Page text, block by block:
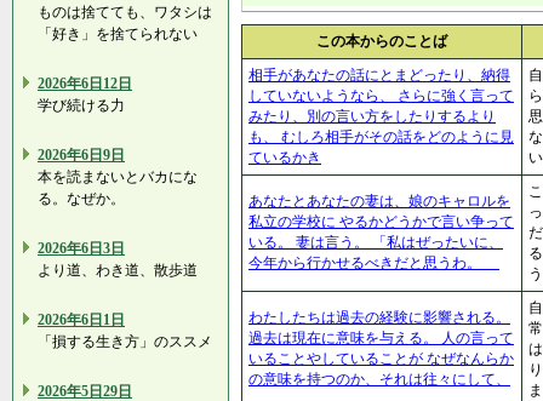
ものは捨てても、ワタシは
「好き」を捨てられない
2026年6日12日
学び続ける力
2026年6日9日
本を読まないとバカにな
る。なぜか。
2026年6日3日
より道、わき道、散歩道
2026年6日1日
「損する生き方」のススメ
2026年5日29日
この本からのことば
相手があなたの話にとまどったり、納得
していないようなら、 さらに強く言って
みたり、別の言い方をしたりするより
も、 むしろ相手がその話をどのように見
ているかき
い
あなたとあなたの妻は、娘のキャロルを
私立の学校に やるかどうかで言い争って
いる。 妻は言う。 「私はぜったいに、
今年から行かせるべきだと思うわ。
わたしたちは過去の経験に影響される。
過去は現在に意味を与える。 人の言って
いることやしていることが なぜなんらか
の意味を持つのか、それは往々にして、